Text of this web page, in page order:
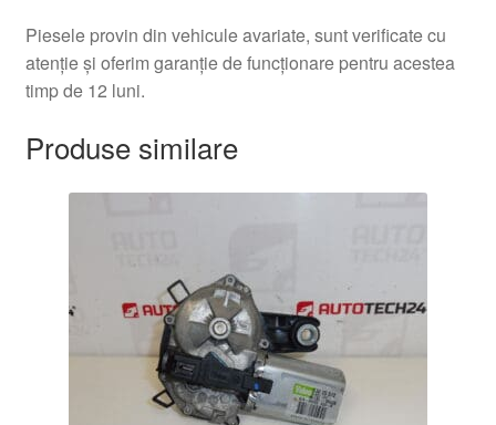
Piesele provin din vehicule avariate, sunt verificate cu
atenție și oferim garanție de funcționare pentru acestea
timp de 12 luni.
Produse similare